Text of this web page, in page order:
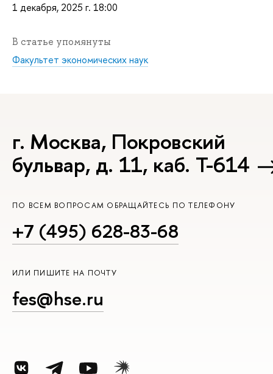
1 декабря, 2025 г. 18:00
В статье упомянуты
Факультет экономических наук
г. Москва, Покровский
бульвар, д. 11, каб. Т-614
ПО ВСЕМ ВОПРОСАМ ОБРАЩАЙТЕСЬ ПО ТЕЛЕФОНУ
+7 (495) 628-83-68
ИЛИ ПИШИТЕ НА ПОЧТУ
fes@hse.ru